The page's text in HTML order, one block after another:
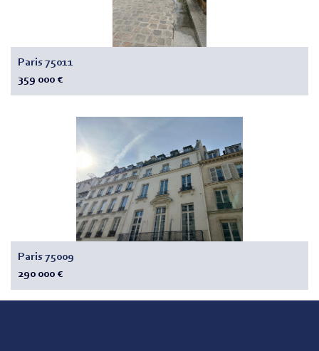
Paris 75011
359 000 €
Paris 75009
290 000 €